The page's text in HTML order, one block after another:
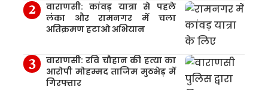
वाराणसी: कांवड़ यात्रा से पहले
लंका और रामनगर में चला
अतिक्रमण हटाओ अभियान
वाराणसी: रवि चौहान की हत्या का
आरोपी मोहम्मद ताजिम मुठभेड़ में
गिरफ्तार